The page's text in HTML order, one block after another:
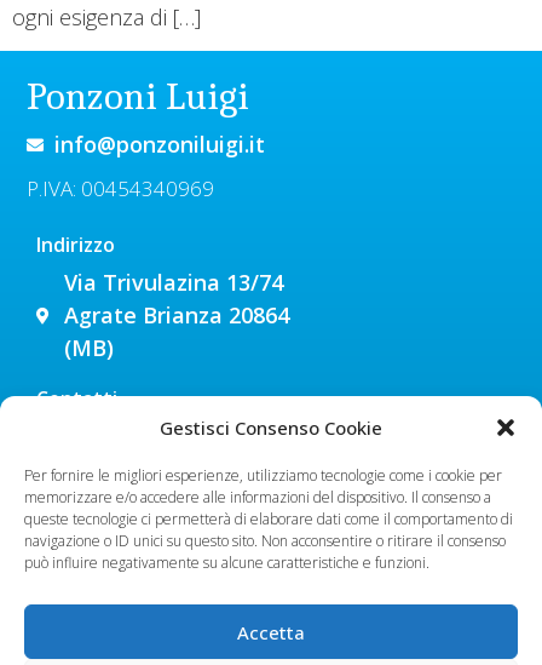
Gestisci Consenso Cookie
Per fornire le migliori esperienze, utilizziamo tecnologie come i cookie per
memorizzare e/o accedere alle informazioni del dispositivo. Il consenso a
queste tecnologie ci permetterà di elaborare dati come il comportamento di
navigazione o ID unici su questo sito. Non acconsentire o ritirare il consenso
può influire negativamente su alcune caratteristiche e funzioni.
Accetta
ogni esigenza di […]
Ponzoni Luigi
info@ponzoniluigi.it
P.IVA: 00454340969
Indirizzo
Via Trivulazina 13/74
Agrate Brianza 20864
(MB)
Contatti
039 653670
348 9009180
340 1882099
Orari
: su appuntamento
Domenica: CHIUSI